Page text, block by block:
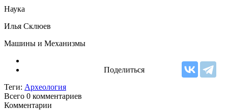
Наука
Илья Склюев
Машины и Механизмы
Поделиться
Теги: Археология
Всего 0 комментариев
Комментарии